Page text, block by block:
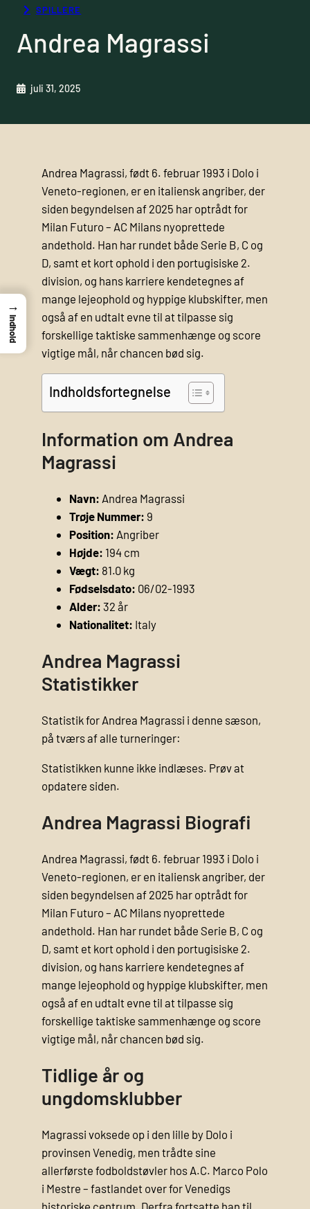
SPILLERE
Andrea Magrassi
juli 31, 2025
Andrea Magrassi, født 6. februar 1993 i Dolo i
Veneto-regionen, er en italiensk angriber, der
siden begyndelsen af 2025 har optrådt for
Milan Futuro – AC Milans nyoprettede
andethold. Han har rundet både Serie B, C og
D, samt et kort ophold i den portugisiske 2.
division, og hans karriere kendetegnes af
mange lejeophold og hyppige klubskifter, men
også af en udtalt evne til at tilpasse sig
forskellige taktiske sammenhænge og score
vigtige mål, når chancen bød sig.
Indholdsfortegnelse
Information om Andrea
Magrassi
Navn: Andrea Magrassi
Trøje Nummer: 9
Position: Angriber
Højde: 194 cm
Vægt: 81.0 kg
Fødselsdato: 06/02-1993
Alder: 32 år
Nationalitet: Italy
Andrea Magrassi
Statistikker
Statistik for Andrea Magrassi i denne sæson,
på tværs af alle turneringer:
Statistikken kunne ikke indlæses. Prøv at
opdatere siden.
Andrea Magrassi Biografi
Andrea Magrassi, født 6. februar 1993 i Dolo i
Veneto-regionen, er en italiensk angriber, der
siden begyndelsen af 2025 har optrådt for
Milan Futuro – AC Milans nyoprettede
andethold. Han har rundet både Serie B, C og
D, samt et kort ophold i den portugisiske 2.
division, og hans karriere kendetegnes af
mange lejeophold og hyppige klubskifter, men
også af en udtalt evne til at tilpasse sig
forskellige taktiske sammenhænge og score
vigtige mål, når chancen bød sig.
Tidlige år og
ungdomsklubber
Magrassi voksede op i den lille by Dolo i
provinsen Venedig, men trådte sine
allerførste fodboldstøvler hos A.C. Marco Polo
i Mestre – fastlandet over for Venedigs
historiske centrum. Derfra fortsatte han til
→
Indhold